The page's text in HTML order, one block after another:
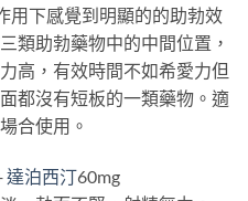
用下感覺到明顯的的助勃效
類助勃藥物中的中間位置，
高，有效時間不如希愛力但
都沒有短板的一類藥物。適
合使用。
達泊西汀60mg